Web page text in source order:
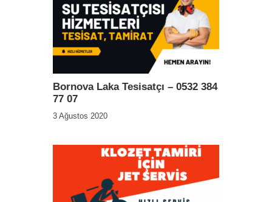
Bornova Laka Tesisatçı – 0532 384
77 07
3 Ağustos 2020